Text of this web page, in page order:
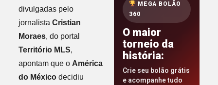
divulgadas pelo
jornalista Cristian
Moraes, do portal
Território MLS,
apontam que o América
do Méxicodecidiu
MEGA BOLÃO
360
O maior
torneio da
história:
Crie seu bolão grátis
e acompanhe tudo